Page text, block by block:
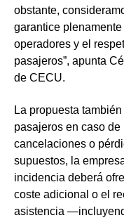
obstante,
garantice
operadores y el
pasajeros”, apunta
de CECU.
La propuesta también
pasajeros en caso
cancelaciones o
supuestos, la
incidencia deberá
coste adicional o el
asistencia